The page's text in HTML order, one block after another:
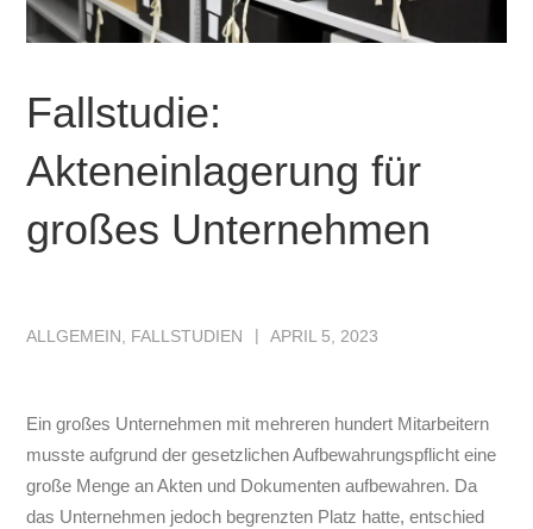
Fallstudie:
Akteneinlagerung für
großes Unternehmen
ALLGEMEIN FALLSTUDIEN APRIL 5, 2023
Ein großes Unternehmen mit mehreren hundert Mitarbeitern
musste aufgrund der gesetzlichen Aufbewahrungspflicht eine
große Menge an Akten und Dokumenten aufbewahren. Da
das Unternehmen jedoch begrenzten Platz hatte, entschied